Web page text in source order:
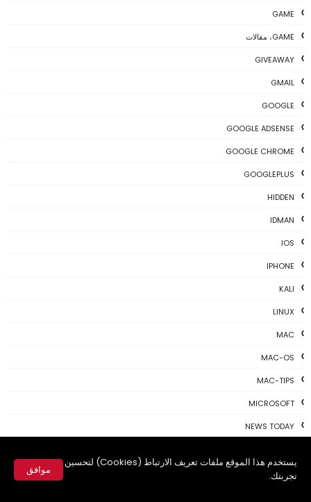
يستخدم هذا الموقع ملفات تعريف الارتباط (Cookies) لتحسين
تجربتك.
موافق
GAME
GAME، مقالات
GIVEAWAY
GMAIL
GOOGLE
GOOGLE ADSENSE
GOOGLE CHROME
GOOGLEPLUS
HIDDEN
IDMAN
IOS
IPHONE
KALI
LINUX
MAC
MAC-OS
MAC-TIPS
MICROSOFT
NEWS TODAY
PHOTOSHOP